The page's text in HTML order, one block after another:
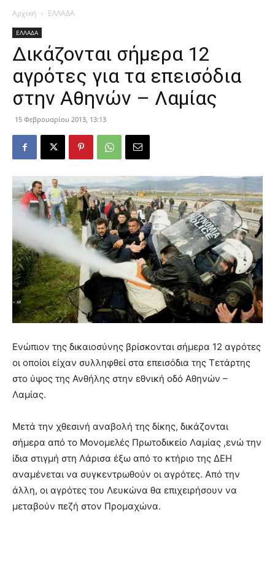
Αρχική ΕΛΛΑΔΑ
ΕΛΛΑΔΑ
Δικάζονται σήμερα 12
αγρότες για τα επεισόδια
στην Αθηνών – Λαμίας
15 Φεβρουαρίου 2013, 13:13
Ενώπιον της δικαιοσύνης βρίσκονται σήμερα 12 αγρότες
οι οποίοι είχαν συλληφθεί στα επεισόδια της Τετάρτης
στο ύψος της Ανθήλης στην εθνική οδό Αθηνών –
Λαμίας.
Μετά την χθεσινή αναβολή της δίκης, δικάζονται
σήμερα από το Μονομελές Πρωτοδικείο Λαμίας ,ενώ την
ίδια στιγμή στη Λάρισα έξω από το κτήριο της ΔΕΗ
αναμένεται να συγκεντρωθούν οι αγρότες. Από την
άλλη, οι αγρότες του Λευκώνα θα επιχειρήσουν να
μεταβούν πεζή στον Προμαχώνα.